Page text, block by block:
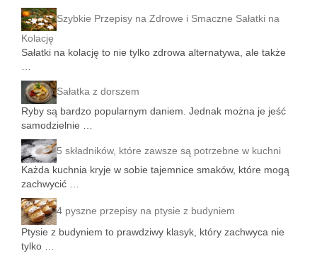
Szybkie Przepisy na Zdrowe i Smaczne Sałatki na
Kolację
Sałatki na kolację to nie tylko zdrowa alternatywa, ale także
Sałatka z dorszem
Ryby są bardzo popularnym daniem. Jednak można je jeść
samodzielnie …
5 składników, które zawsze są potrzebne w kuchni
Każda kuchnia kryje w sobie tajemnice smaków, które mogą
zachwycić …
4 pyszne przepisy na ptysie z budyniem
Ptysie z budyniem to prawdziwy klasyk, który zachwyca nie
tylko …